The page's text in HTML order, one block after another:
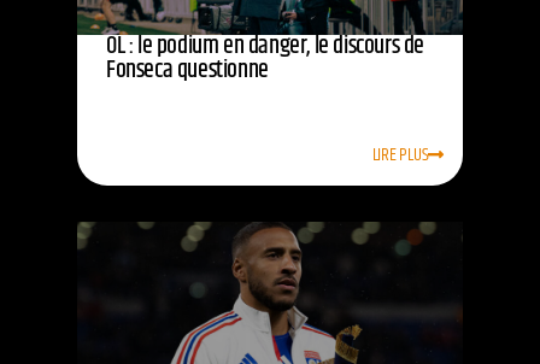
OL : le podium en danger, le discours de
Fonseca questionne
LIRE PLUS